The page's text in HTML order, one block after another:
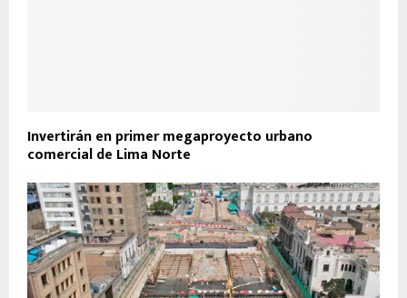
Invertirán en primer megaproyecto urbano
comercial de Lima Norte